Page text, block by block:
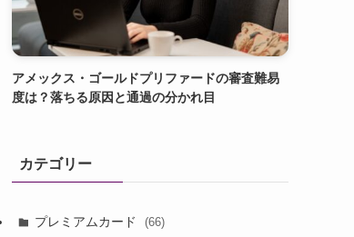
アメックス・ゴールドプリファードの審査難易
度は？落ちる原因と通過の分かれ目
カテゴリー
プレミアムカード (66)